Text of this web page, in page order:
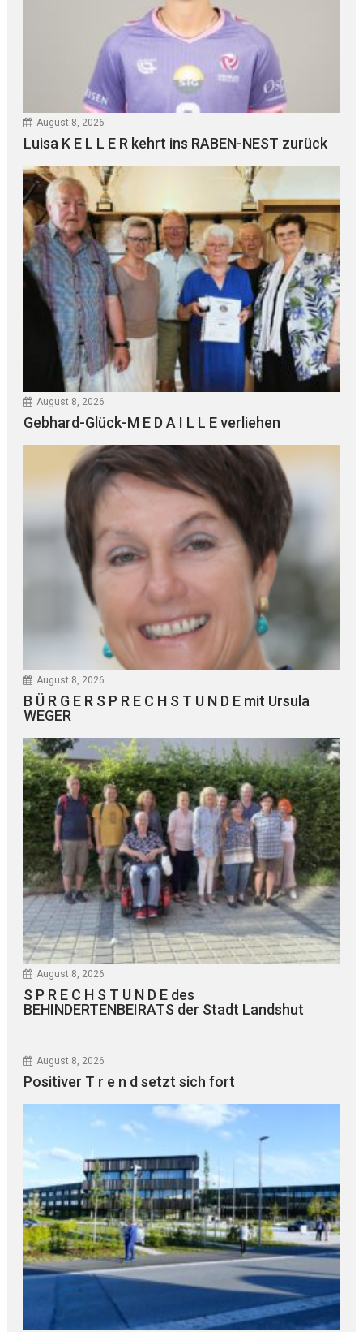
August 8, 2026
Luisa K E L L E R kehrt ins RABEN-NEST zurück
August 8, 2026
Gebhard-Glück-M E D A I L L E verliehen
August 8, 2026
B Ü R G E R S P R E C H S T U N D E mit Ursula
WEGER
August 8, 2026
S P R E C H S T U N D E des
BEHINDERTENBEIRATS der Stadt Landshut
August 8, 2026
Positiver T r e n d setzt sich fort